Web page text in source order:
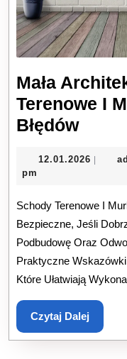
Mała
Terenowe I
BłędówMała
I
Murki
Bez
12.01.2026 |
pm
Schody Terenowe I
Bezpieczne, Jeśli
Podbudowę Oraz
Praktyczne
Które Ułatwiają
Czytaj DalejCzytaj
Dalej